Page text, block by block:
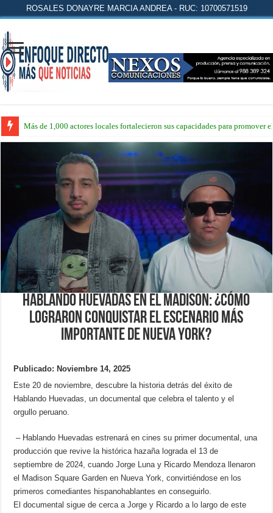
ROSALES DONAYRE MARCIA ANDREA - RUC: 10700571519
Más de 1,000 actores locales fortalecieron sus capacidades para promover
Hablando Huevadas en el Madison: ¿Cómo
lograron conquistar el escenario más
importante de Nueva York?
Publicado: Noviembre 14, 2025
Este 20 de noviembre, descubre la historia detrás del éxito de
Hablando Huevadas, un documental que celebra el talento y el
orgullo peruano.
– Hablando Huevadas estrenará en cines su primer documental, una
producción que revive la histórica hazaña lograda el 13 de
septiembre de 2024, cuando Jorge Luna y Ricardo Mendoza llenaron
el Madison Square Garden en Nueva York, convirtiéndose en los
primeros comediantes hispanohablantes en conseguirlo.
El documental sigue de cerca a Jorge y Ricardo a lo largo de este